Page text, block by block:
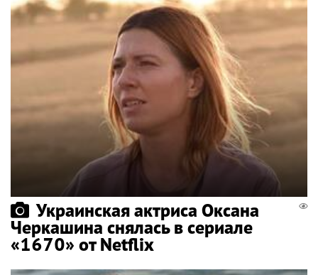
Украинская актриса Оксана
Черкашина снялась в сериале
«1670» от Netflix